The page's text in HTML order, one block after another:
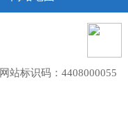
网站标识码：4408000055